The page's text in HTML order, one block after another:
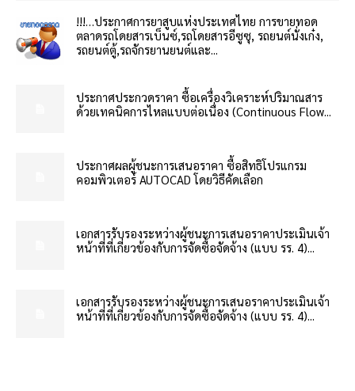
!!!…ประกาศการยาสูบแห่งประเทศไทย การขายทอด
ตลาดรถโดยสารเบ็นซ์,รถโดยสารอีซูซุ, รถยนต์นั่งเก๋ง,
รถยนต์ตู้,รถจักรยานยนต์และ...
ประกาศประกวดราคา ซื้อเครื่องวิเคราะห์ปริมาณสาร
ด้วยเทคนิคการไหลแบบต่อเนื่อง (Continuous Flow...
ประกาศผลผู้ชนะการเสนอราคา ซื้อสิทธิโปรแกรม
คอมพิวเตอร์ AUTOCAD โดยวิธีคัดเลือก
เอกสารรับรองระหว่างผู้ชนะการเสนอราคาประเมินเจ้า
หน้าที่ที่เกี่ยวข้องกับการจัดซื้อจัดจ้าง (แบบ รร. 4)...
เอกสารรับรองระหว่างผู้ชนะการเสนอราคาประเมินเจ้า
หน้าที่ที่เกี่ยวข้องกับการจัดซื้อจัดจ้าง (แบบ รร. 4)...